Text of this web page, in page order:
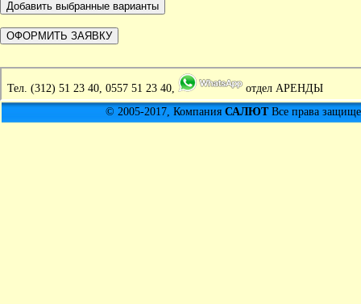
Тел. (312) 51 23 40, 0557 51 23 40,
отдел АРЕНДЫ
© 2005-2017, Компания САЛЮТВсе права